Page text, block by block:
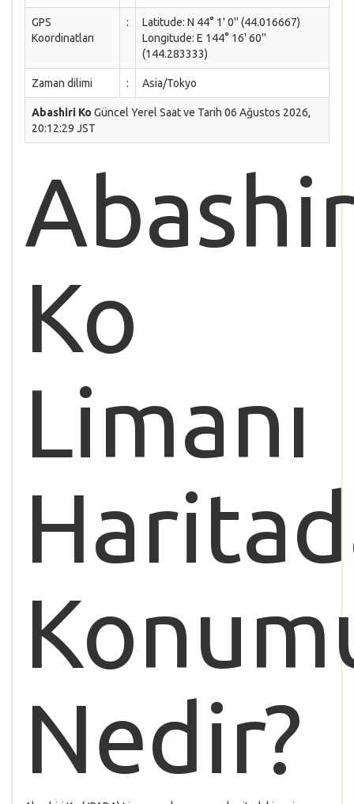
GPS
Koordinatları
:
Latitude: N 44° 1' 0'' (44.016667)
Longitude: E 144° 16' 60''
(144.283333)
Zaman dilimi : Asia/Tokyo
Abashiri Ko Güncel Yerel Saat ve Tarih 06 Ağustos 2026,
20:12:29 JST
Ko
Limanı
Nedir?